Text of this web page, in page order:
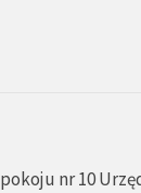
nr 10